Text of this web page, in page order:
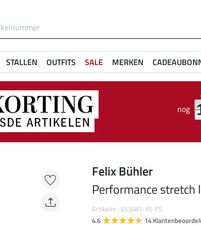
STALLEN OUTFITS SALE MERKEN
nog
Felix Bühler
Performance stretch
Artikelnr.: 653487-XS-FS
4.6
14